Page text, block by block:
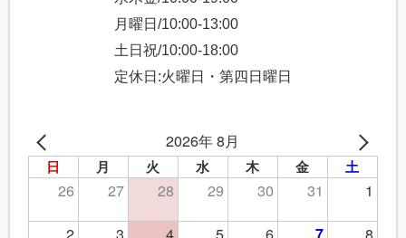
月曜日/10:00-13:00
土日祝/10:00-18:00
定休日:火曜日・第四日曜日
2026年 8月
日 月 火 水 木 金 土
26 27 28 29 30 31
1
2
3 4 5 6
8